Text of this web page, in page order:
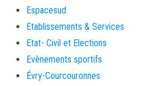
Espacesud
Etablissements & Services
Etat- Civil et Elections
Evènements sportifs
Évry-Courcouronnes